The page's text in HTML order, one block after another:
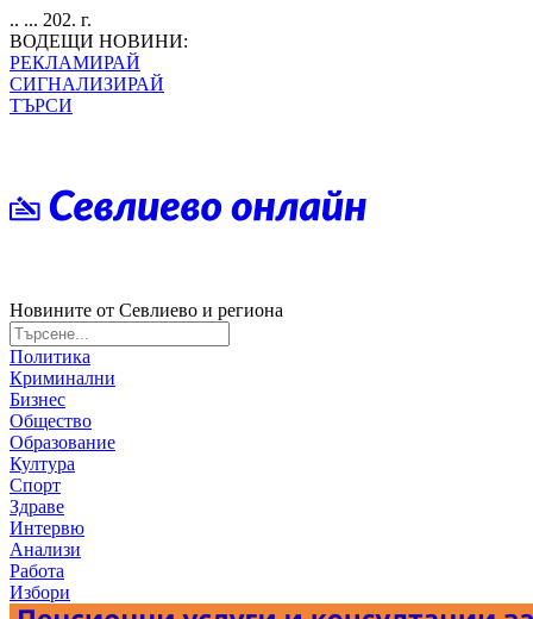
.. ... 202. г.
ВОДЕЩИ НОВИНИ:
РЕКЛАМИРАЙ
СИГНАЛИЗИРАЙ
ТЪРСИ
Новините от Севлиево и региона
Политика
Криминални
Бизнес
Общество
Образование
Култура
Спорт
Здраве
Интервю
Анализи
Работа
Избори